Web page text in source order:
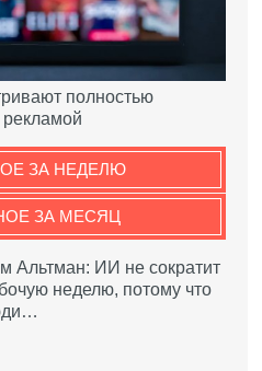
полностью
ЗА НЕДЕЛЮ
ЗА МЕСЯЦ
Альтман: ИИ не сократит
неделю, потому что